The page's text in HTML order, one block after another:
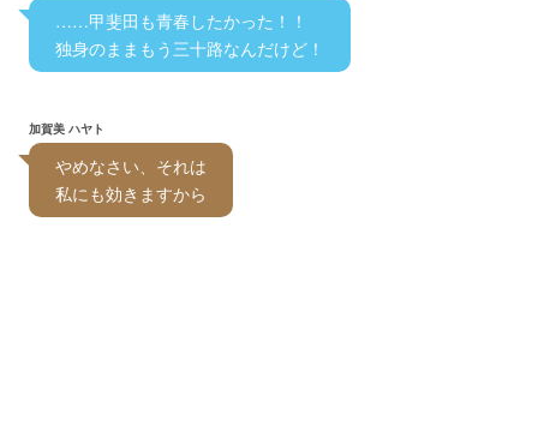
……甲斐田も青春したかった！！
独身のままもう三十路なんだけど！
加賀美 ハヤト
やめなさい、それは
私にも効きますから